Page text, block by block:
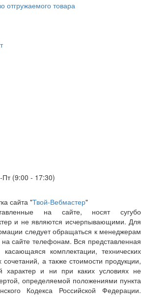
отгружаемого товара
(9:00 - 17:30)
сайта "Твой-Вебмастер"
на сайте, носят сугубо
и не являются исчерпывающими. Для
следует обращаться к менеджерам
сайте телефонам. Вся представленная
комплектации, технических
сочетаний, а также стоимости продукции,
характер и ни при каких условиях не
определяемой положениями пункта
Кодекса Российской Федерации.